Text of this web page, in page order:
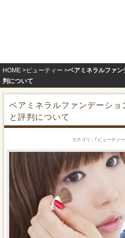
HOME ビューティー
ベアミネラルファ
判について
ベアミネラルファンデーショ
と評判について
カテゴリ ｢ ビューティー